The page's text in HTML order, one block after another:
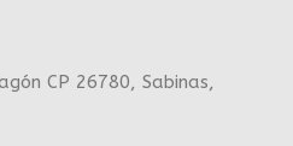
CP 26780, Sabinas,